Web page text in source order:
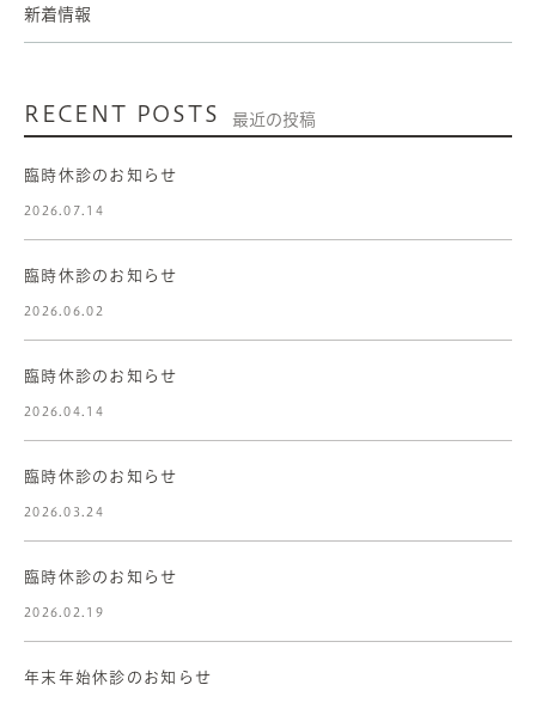
新着情報
RECENT POSTS 最近の投稿
臨時休診のお知らせ
2026.07.14
臨時休診のお知らせ
2026.06.02
臨時休診のお知らせ
2026.04.14
臨時休診のお知らせ
2026.03.24
臨時休診のお知らせ
2026.02.19
年末年始休診のお知らせ